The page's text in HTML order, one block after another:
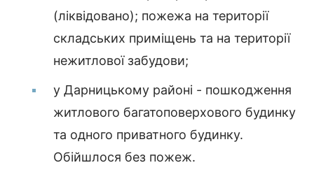
(ліквідовано); пожежа на території
складських приміщень та на території
нежитлової забудови;
у Дарницькому районі - пошкодження
житлового багатоповерхового будинку
та одного приватного будинку.
Обійшлося без пожеж.